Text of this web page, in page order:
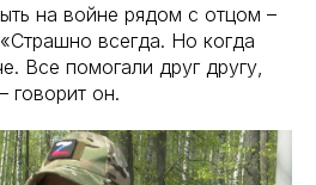
на войне рядом с отцом –
всегда. Но когда
Все помогали друг другу,
говорит он.